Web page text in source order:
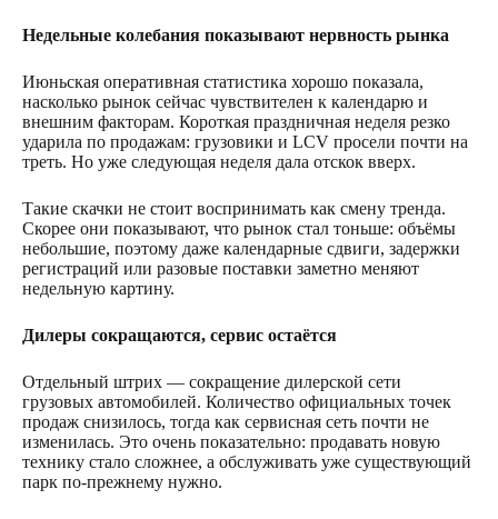
Недельные колебания показывают нервность рынка
Июньская оперативная статистика хорошо показала,
насколько рынок сейчас чувствителен к календарю и
внешним факторам. Короткая праздничная неделя резко
ударила по продажам: грузовики и LCV просели почти на
треть. Но уже следующая неделя дала отскок вверх.
Такие скачки не стоит воспринимать как смену тренда.
Скорее они показывают, что рынок стал тоньше: объёмы
небольшие, поэтому даже календарные сдвиги, задержки
регистраций или разовые поставки заметно меняют
недельную картину.
Дилеры сокращаются, сервис остаётся
Отдельный штрих — сокращение дилерской сети
грузовых автомобилей. Количество официальных точек
продаж снизилось, тогда как сервисная сеть почти не
изменилась. Это очень показательно: продавать новую
технику стало сложнее, а обслуживать уже существующий
парк по-прежнему нужно.